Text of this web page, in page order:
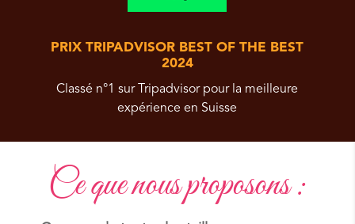
PRIX TRIPADVISOR BEST OF THE BEST
2024
Classé n°1 sur Tripadvisor pour la meilleure
expérience en Suisse
Ce que nous proposons :